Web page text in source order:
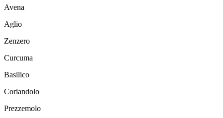
Avena
Aglio
Zenzero
Curcuma
Basilico
Coriandolo
Prezzemolo